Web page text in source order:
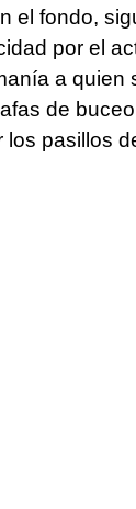
el fondo,
por el
a quien
de buceo
los pasillos